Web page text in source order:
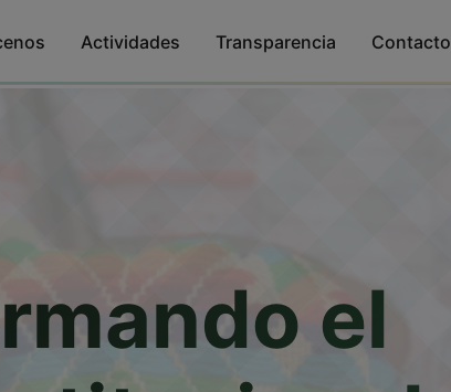
Actividades Transparencia Contacto
el